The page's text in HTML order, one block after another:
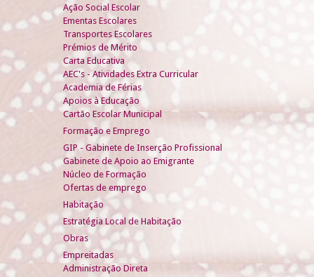
Ação Social Escolar
Ementas Escolares
Transportes Escolares
Prémios de Mérito
Carta Educativa
AEC's - Atividades Extra Curricular
Academia de Férias
Apoios à Educação
Cartão Escolar Municipal
Formação e Emprego
GIP - Gabinete de Inserção Profissional
Gabinete de Apoio ao Emigrante
Núcleo de Formação
Ofertas de emprego
Habitação
Estratégia Local de Habitação
Obras
Empreitadas
Administração Direta